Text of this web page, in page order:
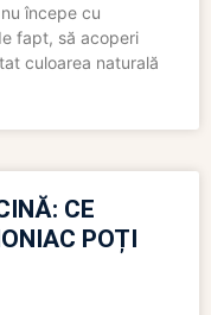
începe cu
fapt, să acoperi
culoarea naturală
CE
POȚI